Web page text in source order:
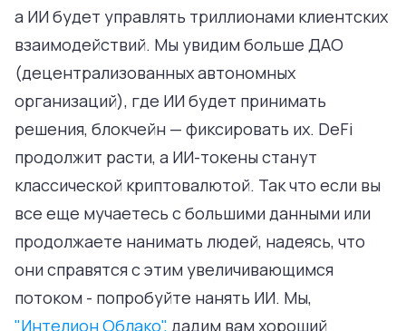
а ИИ будет управлять триллионами клиентских
взаимодействий. Мы увидим больше ДАО
(децентрализованных автономных
организаций), где ИИ будет принимать
решения, блокчейн — фиксировать их. DeFi
продолжит расти, а ИИ-токены станут
классической криптовалютой. Так что если вы
все еще мучаетесь с большими данными или
продолжаете нанимать людей, надеясь, что
они справятся с этим увеличивающимся
потоком - попробуйте нанять ИИ. Мы,
"Интелион Облако", дадим вам хороший